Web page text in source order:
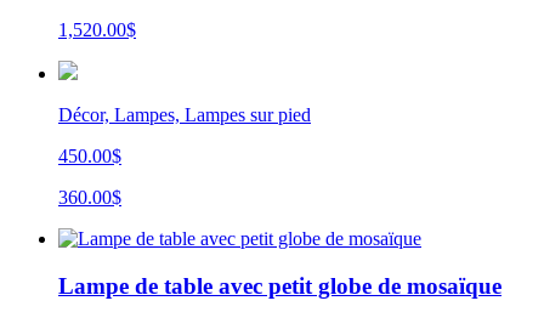
1,520.00$
Décor, Lampes, Lampes sur pied
450.00$
360.00$
Lampe de table avec petit globe de mosaïque